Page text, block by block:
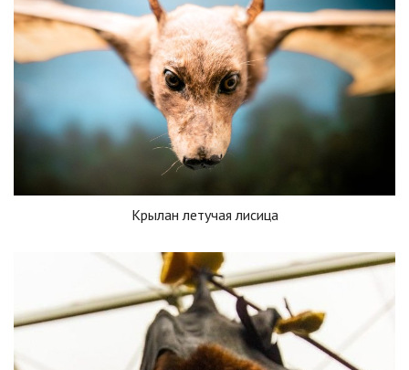
Крылан летучая лисица